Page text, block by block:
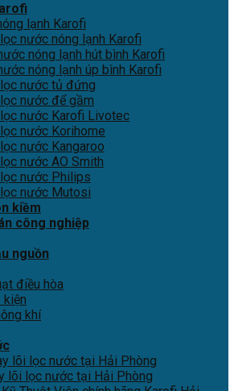
lạnh Karofi
nước nóng lạnh Karofi
nóng lạnh hút bình Karofi
nóng lạnh úp bình Karofi
nước tủ đứng
nước để gầm
nước Karofi Livotec
nước Korihome
nước Kangaroo
nước AO Smith
nước Philips
nước Mutosi
kiềm
công nghiệp
nguồn
điều hòa
kiện
khí
lõi lọc nước tại Hải Phòng
lõi lọc nước tại Hải Phòng